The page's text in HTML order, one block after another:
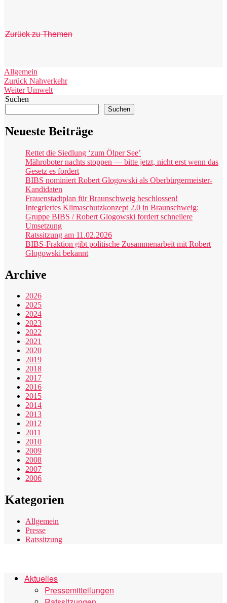
Zurück zu Themen
Kategorien
Allgemein
Beitragsnavigation
Zurück Vorheriger
Beitrag:
Nahverkehr
Weiter Nächster
Beitrag:
Umwelt
Suchen
Suchen
Neueste Beiträge
Rettet die Siedlung ‘zum Ölper See’
Mähroboter nachts stoppen — bitte jetzt, nicht erst wenn das
Gesetz es fordert
BIBS nominiert Robert Glogowski als Oberbürgermeister-
Kandidaten
Frauenstadtplan für Braunschweig beschlossen!
Integriertes Klimaschutzkonzept 2.0 in Braunschweig:
Gruppe BIBS / Robert Glogowski fordert schnellere
Umsetzung
Ratssitzung am 11.02.2026
BIBS-Fraktion gibt politische Zusammenarbeit mit Robert
Glogowski bekannt
Archive
2026
2025
2024
2023
2022
2021
2020
2019
2018
2017
2016
2015
2014
2013
2012
2011
2010
2009
2008
2007
2006
Kategorien
Allgemein
Presse
Ratssitzung
Aktuelles
Pressemitteilungen